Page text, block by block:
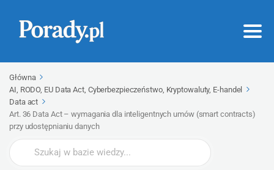
Główna
AI, RODO, EU Data Act, Cyberbezpieczeństwo, Kryptowaluty, E-handel
Data act
Art. 36 Data Act – wymagania dla inteligentnych umów (smart contracts)
przy udostępnianiu danych
Wyszukaj